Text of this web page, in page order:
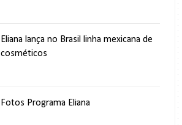
Eliana lança no Brasil linha mexicana de
cosméticos
Fotos Programa Eliana